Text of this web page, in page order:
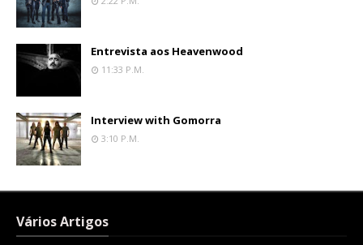
Entrevista aos Heavenwood
11:33 P.m.
Interview with Gomorra
3:10 P.m.
Vários Artigos